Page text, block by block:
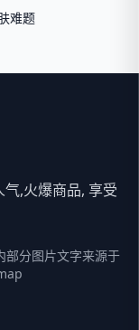
难题
,火爆商品, 享受
部分图片文字来源于